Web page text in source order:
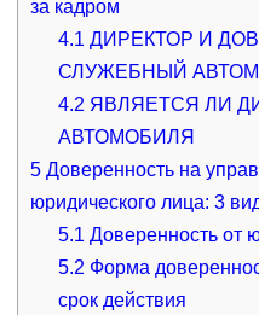
за кадром
4.1 ДИРЕКТОР И
СЛУЖЕБНЫЙ
4.2 ЯВЛЯЕТСЯ ЛИ
АВТОМОБИЛЯ
5Доверенность на
юридического лица: 3
5.1 Доверенность от
5.2 Форма
срок действия